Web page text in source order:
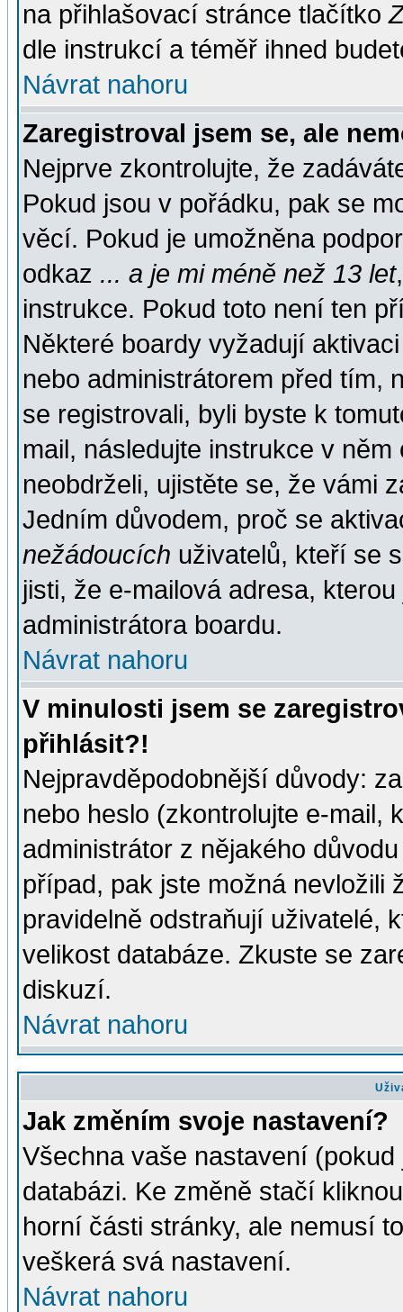
na přihlašovací stránce tlačítko
dle instrukcí a téměř ihned
Návrat nahoru
Zaregistroval jsem se, ale
Nejprve zkontrolujte, že
Pokud jsou v pořádku, pak se
věcí. Pokud je umožněna
odkaz ... a je mi méně než 13 let
instrukce. Pokud toto není ten
Některé boardy vyžadují
nebo administrátorem před tím,
se registrovali, byli byste k
mail, následujte instrukce v
neobdrželi, ujistěte se, že vámi
Jedním důvodem, proč se
nežádoucích uživatelů, kteří se
jisti, že e-mailová adresa,
administrátora boardu.
Návrat nahoru
V minulosti jsem se
přihlásit?!
Nejpravděpodobnější důvody:
nebo heslo (zkontrolujte e-mail,
administrátor z nějakého
případ, pak jste možná nevložili
pravidelně odstraňují uživatelé,
velikost databáze. Zkuste se
diskuzí.
Návrat nahoru
Jak změním svoje nastavení?
Všechna vaše nastavení
databázi. Ke změně stačí
horní části stránky, ale nemusí
veškerá svá nastavení.
Návrat nahoru